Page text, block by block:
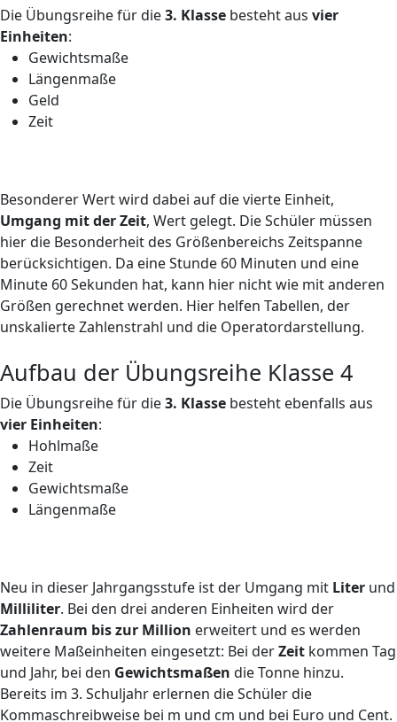
Die Übungsreihe für die3. Klasse besteht aus vier
Einheiten:
Gewichtsmaße
Längenmaße
Geld
Zeit
Besonderer Wert wird dabei auf die vierte Einheit,
Umgang mit der Zeit, Wert gelegt. Die Schüler müssen
hier die Besonderheit des Größenbereichs Zeitspanne
berücksichtigen. Da eine Stunde 60 Minuten und eine
Minute 60 Sekunden hat, kann hier nicht wie mit anderen
Größen gerechnet werden. Hier helfen Tabellen, der
unskalierte Zahlenstrahl und die Operatordarstellung.
Aufbau der Übungsreihe Klasse 4
Die Übungsreihe für die3. Klasse besteht ebenfalls aus
vier Einheiten:
Hohlmaße
Zeit
Gewichtsmaße
Längenmaße
Neu in dieser Jahrgangsstufe ist der Umgang mit Liter und
Milliliter. Bei den drei anderen Einheiten wird der
Zahlenraum bis zur Million erweitert und es werden
weitere Maßeinheiten eingesetzt: Bei derZeit kommen Tag
und Jahr, bei den Gewichtsmaßen die Tonne hinzu.
Bereits im 3. Schuljahr erlernen die Schüler die
Kommaschreibweise bei m und cm und bei Euro und Cent.